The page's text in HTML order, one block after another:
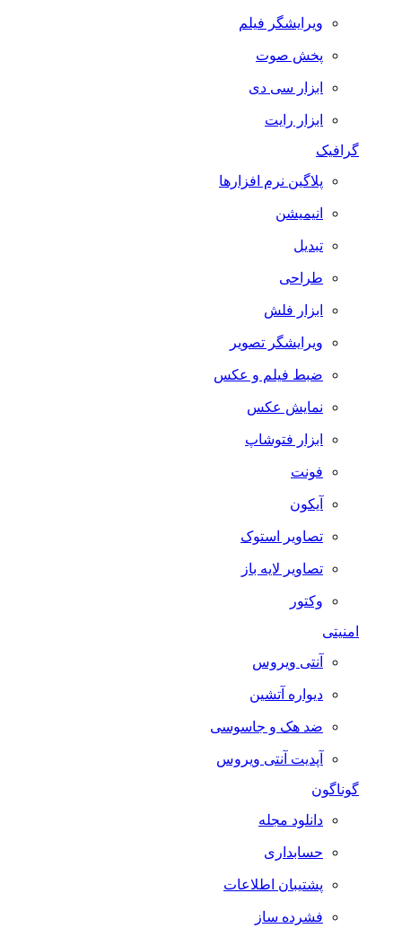
ویرایشگر فیلم
پخش صوت
ابزار سی دی
ابزار رایت
گرافیک
پلاگین نرم افزارها
انیمیشن
تبدیل
طراحی
ابزار فلش
ویرایشگر تصویر
ضبط فيلم و عكس
نمایش عکس
ابزار فتوشاپ
فونت
آیکون
تصاویر استوک
تصاویر لایه باز
وکتور
امنیتی
آنتی ویروس
دیواره آتشین
ضد هک و جاسوسی
آپدیت آنتی ویروس
گوناگون
دانلود مجله
حسابداری
پشتیبان اطلاعات
فشرده ساز